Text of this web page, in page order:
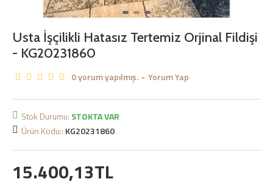
Usta İşçilikli Hatasız Tertemiz Orjinal Fildişi
- KG20231860
0 yorum yapılmış. - Yorum Yap
15.400,13TL
Stok Durumu: STOKTA VAR
Ürün Kodu:: KG20231860